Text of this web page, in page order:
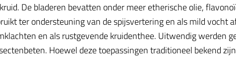
De bladeren bevatten onder meer etherische olie,
ter ondersteuning van de spijsvertering en als mild vocht
en als rustgevende kruidenthee. Uitwendig werden
Hoewel deze toepassingen traditioneel bekend